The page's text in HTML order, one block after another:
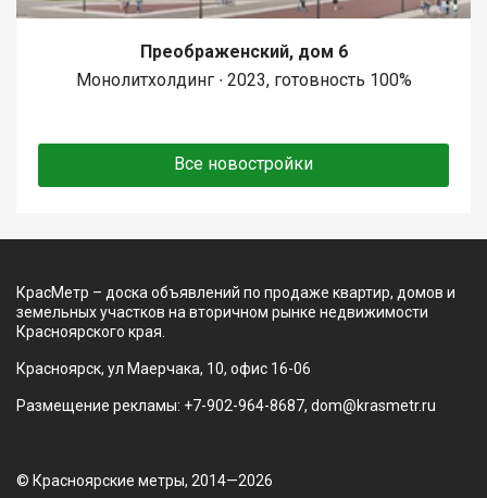
Преображенский, дом 6
Монолитхолдинг ∙ 2023, готовность 100%
Все новостройки
КрасМетр – доска объявлений по продаже квартир, домов и
земельных участков на вторичном рынке недвижимости
Красноярского края.
Красноярск, ул Маерчака, 10, офис 16-06
Размещение рекламы: +7-902-964-8687, dom@krasmetr.ru
© Красноярские метры, 2014—2026